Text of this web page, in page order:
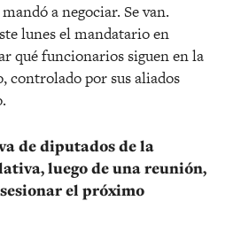
a negociar. Se van.
lunes el mandatario en
qué funcionarios siguen en la
controlado por sus aliados
de diputados de la
luego de una reunión,
el próximo